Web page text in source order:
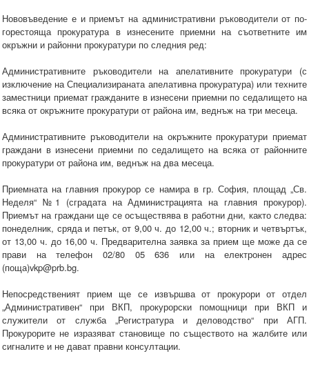
Нововъведение е и приемът на административни ръководители от по-
горестояща прокуратура в изнесените приемни на съответните им
окръжни и районни прокуратури по следния ред:
Административните ръководители на апелативните прокуратури (с
изключение на Специализираната апелативна прокуратура) или техните
заместници приемат гражданите в изнесени приемни по седалището на
всяка от окръжните прокуратури от района им, веднъж на три месеца.
Административните ръководители на окръжните прокуратури приемат
граждани в изнесени приемни по седалището на всяка от районните
прокуратури от района им, веднъж на два месеца.
Приемната на главния прокурор се намира в гр. София, площад „Св.
Неделя“ №1 (сградата на Администрацията на главния прокурор).
Приемът на граждани ще се осъществява в работни дни, както следва:
понеделник, сряда и петък, от 9,00 ч. до 12,00 ч.; вторник и четвъртък,
от 13,00 ч. до 16,00 ч. Предварителна заявка за прием ще може да се
прави на телефон 02/80 05 636 или на електронен адрес
(поща)vkp@prb.bg.
Непосредственият прием ще се извършва от прокурори от отдел
„Административен“ при ВКП, прокурорски помощници при ВКП и
служители от служба „Регистратура и деловодство“ при АГП.
Прокурорите не изразяват становище по съществото на жалбите или
сигналите и не дават правни консултации.